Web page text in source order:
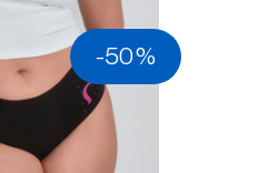
-50%